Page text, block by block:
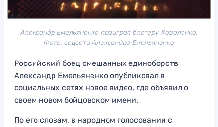
Александр Емельяненко проиграл блогеру Коваленко.
Фото: соцсети Александра Емельяненко
Российский боец смешанных единоборств
Александр Емельяненко опубликовал в
социальных сетях новое видео, где объявил о
своем новом бойцовском имени.
По его словам, в народном голосовании с